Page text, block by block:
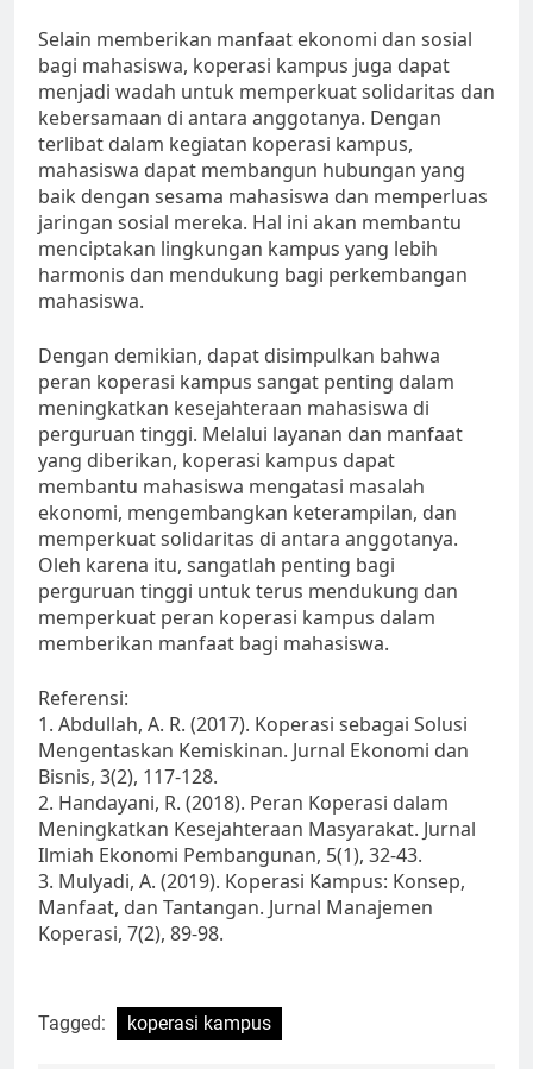
Selain memberikan manfaat ekonomi dan sosial
bagi mahasiswa, koperasi kampus juga dapat
menjadi wadah untuk memperkuat solidaritas dan
kebersamaan di antara anggotanya. Dengan
terlibat dalam kegiatan koperasi kampus,
mahasiswa dapat membangun hubungan yang
baik dengan sesama mahasiswa dan memperluas
jaringan sosial mereka. Hal ini akan membantu
menciptakan lingkungan kampus yang lebih
harmonis dan mendukung bagi perkembangan
mahasiswa.
Dengan demikian, dapat disimpulkan bahwa
peran koperasi kampus sangat penting dalam
meningkatkan kesejahteraan mahasiswa di
perguruan tinggi. Melalui layanan dan manfaat
yang diberikan, koperasi kampus dapat
membantu mahasiswa mengatasi masalah
ekonomi, mengembangkan keterampilan, dan
memperkuat solidaritas di antara anggotanya.
Oleh karena itu, sangatlah penting bagi
perguruan tinggi untuk terus mendukung dan
memperkuat peran koperasi kampus dalam
memberikan manfaat bagi mahasiswa.
Referensi:
1. Abdullah, A. R. (2017). Koperasi sebagai Solusi
Mengentaskan Kemiskinan. Jurnal Ekonomi dan
Bisnis, 3(2), 117-128.
2. Handayani, R. (2018). Peran Koperasi dalam
Meningkatkan Kesejahteraan Masyarakat. Jurnal
Ilmiah Ekonomi Pembangunan, 5(1), 32-43.
3. Mulyadi, A. (2019). Koperasi Kampus: Konsep,
Manfaat, dan Tantangan. Jurnal Manajemen
Koperasi, 7(2), 89-98.
Tagged: koperasi kampus